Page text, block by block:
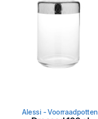
Alessi - Voorraadpotten